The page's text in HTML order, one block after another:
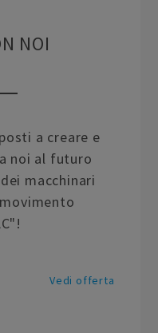
NOI
a creare e
noi al futuro
macchinari
Vedi offerta